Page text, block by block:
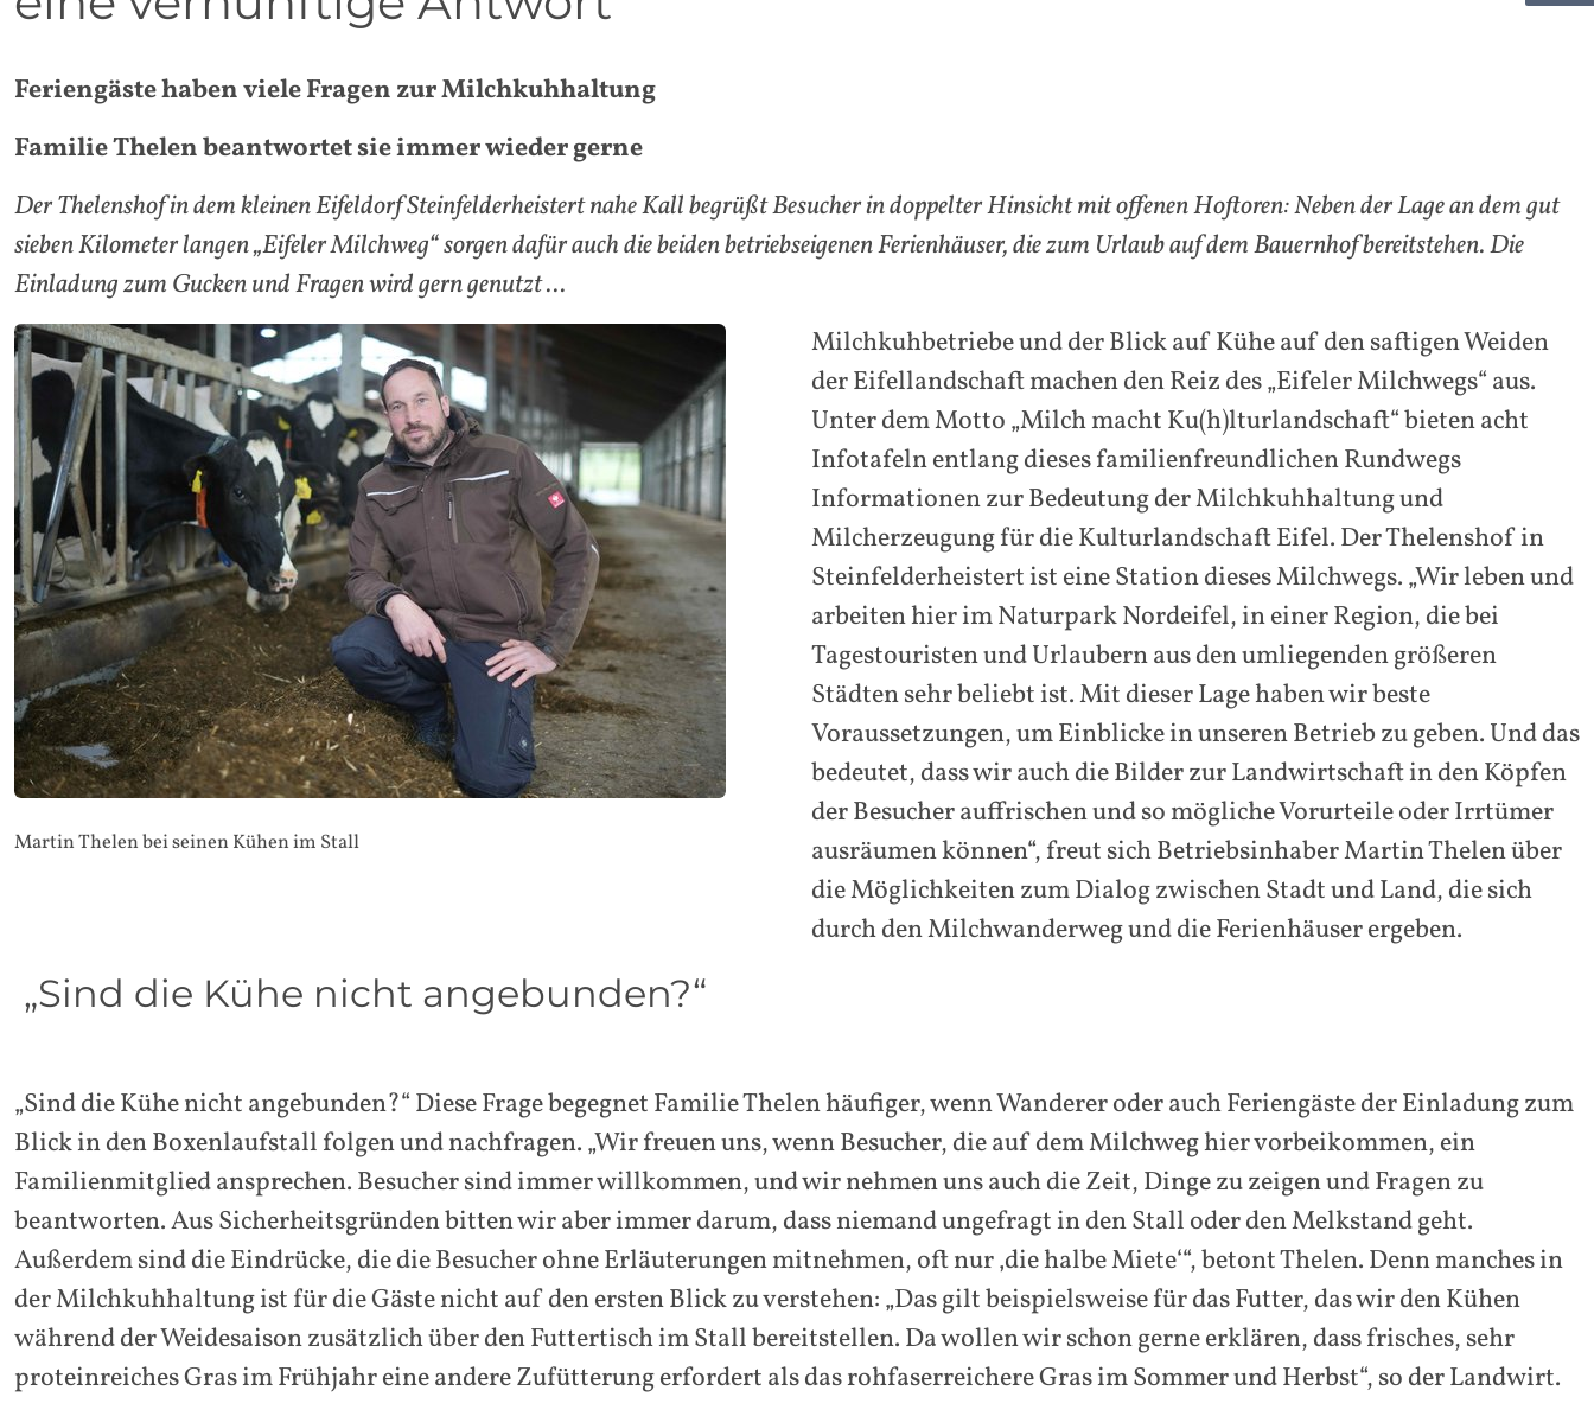
Feriengäste haben viele Fragen zur Milchkuhhaltung
Familie Thelen beantwortet sie immer wieder gerne
Der Thelenshof in dem kleinen Eifeldorf Steinfelderheistert nahe Kall begrüßt Besucher in doppelter Hinsicht mit offenen Hoftoren: Neben der Lage an dem gut
sieben Kilometer langen „Eifeler Milchweg“ sorgen dafür auch die beiden betriebseigenen Ferienhäuser, die zum Urlaub auf dem Bauernhof bereitstehen. Die
Einladung zum Gucken und Fragen wird gern genutzt ...
Martin Thelen bei seinen Kühen im Stall
Milchkuhbetriebe und der Blick auf Kühe auf den saftigen Weiden
der Eifellandschaft machen den Reiz des „Eifeler Milchwegs“ aus.
Unter dem Motto „Milch macht Ku(h)lturlandschaft“ bieten acht
Infotafeln entlang dieses familienfreundlichen Rundwegs
Informationen zur Bedeutung der Milchkuhhaltung und
Milcherzeugung für die Kulturlandschaft Eifel. Der Thelenshof in
Steinfelderheistert ist eine Station dieses Milchwegs. „Wir leben und
arbeiten hier im Naturpark Nordeifel, in einer Region, die bei
Tagestouristen und Urlaubern aus den umliegenden größeren
Städten sehr beliebt ist. Mit dieser Lage haben wir beste
Voraussetzungen, um Einblicke in unseren Betrieb zu geben. Und das
bedeutet, dass wir auch die Bilder zur Landwirtschaft in den Köpfen
der Besucher auffrischen und so mögliche Vorurteile oder Irrtümer
ausräumen können“, freut sich Betriebsinhaber Martin Thelen über
die Möglichkeiten zum Dialog zwischen Stadt und Land, die sich
durch den Milchwanderweg und die Ferienhäuser ergeben.
„Sind die Kühe nicht angebunden?“
„Sind die Kühe nicht angebunden?“ Diese Frage begegnet Familie Thelen häufiger, wenn Wanderer oder auch Feriengäste der Einladung zum
Blick in den Boxenlaufstall folgen und nachfragen. „Wir freuen uns, wenn Besucher, die auf dem Milchweg hier vorbeikommen, ein
Familienmitglied ansprechen. Besucher sind immer willkommen, und wir nehmen uns auch die Zeit, Dinge zu zeigen und Fragen zu
beantworten. Aus Sicherheitsgründen bitten wir aber immer darum, dass niemand ungefragt in den Stall oder den Melkstand geht.
Außerdem sind die Eindrücke, die die Besucher ohne Erläuterungen mitnehmen, oft nur ‚die halbe Miete‘“, betont Thelen. Denn manches in
der Milchkuhhaltung ist für die Gäste nicht auf den ersten Blick zu verstehen: „Das gilt beispielsweise für das Futter, das wir den Kühen
während der Weidesaison zusätzlich über den Futtertisch im Stall bereitstellen. Da wollen wir schon gerne erklären, dass frisches, sehr
proteinreiches Gras im Frühjahr eine andere Zufütterung erfordert als das rohfaserreichere Gras im Sommer und Herbst“, so der Landwirt.